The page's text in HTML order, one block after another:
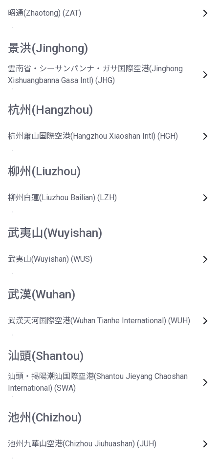
昭通(Zhaotong) (ZAT)
景洪(Jinghong)
雲南省・シーサンパンナ・ガサ国際空港(Jinghong
Xishuangbanna Gasa Intl) (JHG)
杭州(Hangzhou)
杭州蕭山国際空港(Hangzhou Xiaoshan Intl) (HGH)
柳州(Liuzhou)
柳州白蓮(Liuzhou Bailian) (LZH)
武夷山(Wuyishan)
武夷山(Wuyishan) (WUS)
武漢(Wuhan)
武漢天河国際空港(Wuhan Tianhe International) (WUH)
汕頭(Shantou)
汕頭・掲陽潮汕国際空港(Shantou Jieyang Chaoshan
International) (SWA)
池州(Chizhou)
池州九華山空港(Chizhou Jiuhuashan) (JUH)